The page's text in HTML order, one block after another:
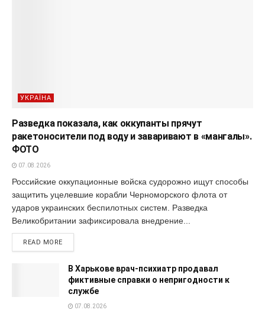
УКРАЇНА
Разведка показала, как оккупанты прячут
ракетоносители под воду и заваривают в «мангалы».
ФОТО
07.08.2026
Российские оккупационные войска судорожно ищут способы
защитить уцелевшие корабли Черноморского флота от
ударов украинских беспилотных систем. Разведка
Великобритании зафиксировала внедрение...
READ MORE
В Харькове врач-психиатр продавал
фиктивные справки о непригодности к
службе
07.08.2026